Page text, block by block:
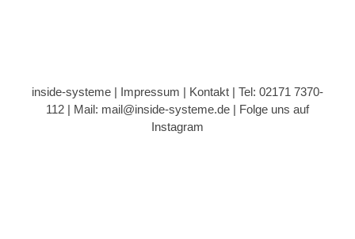
inside-systeme | Impressum | Kontakt | Tel: 02171 7370-
112 | Mail: mail@inside-systeme.de | Folge uns auf
Instagram